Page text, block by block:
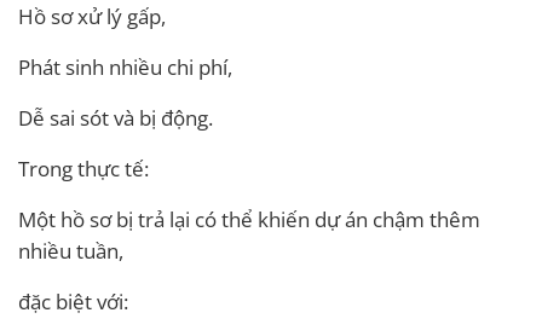
Hồ sơ xử lý gấp,
Phát sinh nhiều chi phí,
Dễ sai sót và bị động.
Trong thực tế:
Một hồ sơ bị trả lại có thể khiến dự án chậm thêm
nhiều tuần,
đặc biệt với: